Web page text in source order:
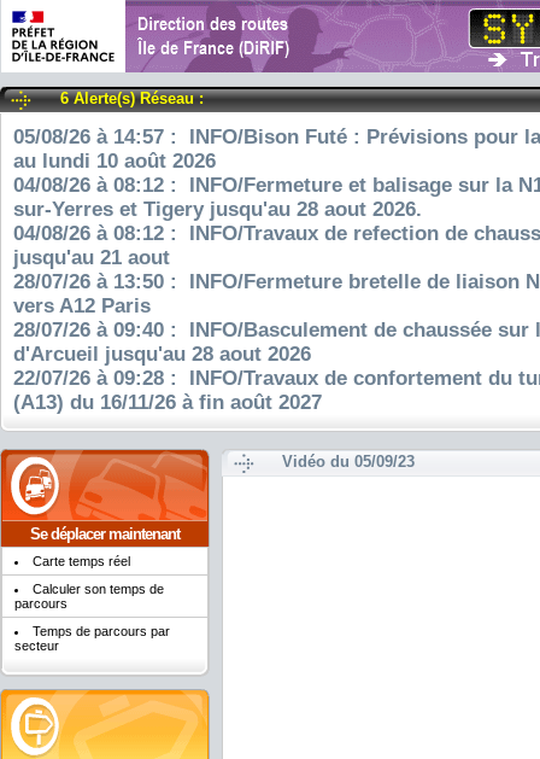
6 Alerte(s) Réseau :
05/08/26 à 14:57 : INFO/Bison Futé : Prévisions pour
au lundi 10 août 2026
04/08/26 à 08:12 : INFO/Fermeture et balisage sur la
sur-Yerres et Tigery jusqu'au 28 aout 2026.
04/08/26 à 08:12 : INFO/Travaux de refection de
jusqu'au 21 aout
28/07/26 à 13:50 : INFO/Fermeture bretelle de liaison
vers A12 Paris
28/07/26 à 09:40 : INFO/Basculement de chaussée sur
d'Arcueil jusqu'au 28 aout 2026
22/07/26 à 09:28 : INFO/Travaux de confortement du
(A13) du 16/11/26 à fin août 2027
Se déplacer maintenant
Carte temps réel
Calculer son temps de
parcours
Temps de parcours par
secteur
Vidéo du 05/09/23